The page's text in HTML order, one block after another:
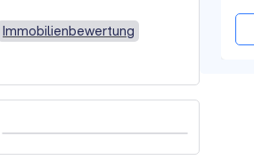
sich von der
meine Kunden durch jeden
Erwartungen bei jedem
Angebot
zu erreichen.
Immobilienbewertung